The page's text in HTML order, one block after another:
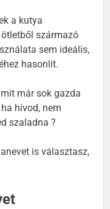
a kutya
származó
sem ideális,
hasonlít.
már sok gazda
hívod, nem
szaladna ?
is választasz,